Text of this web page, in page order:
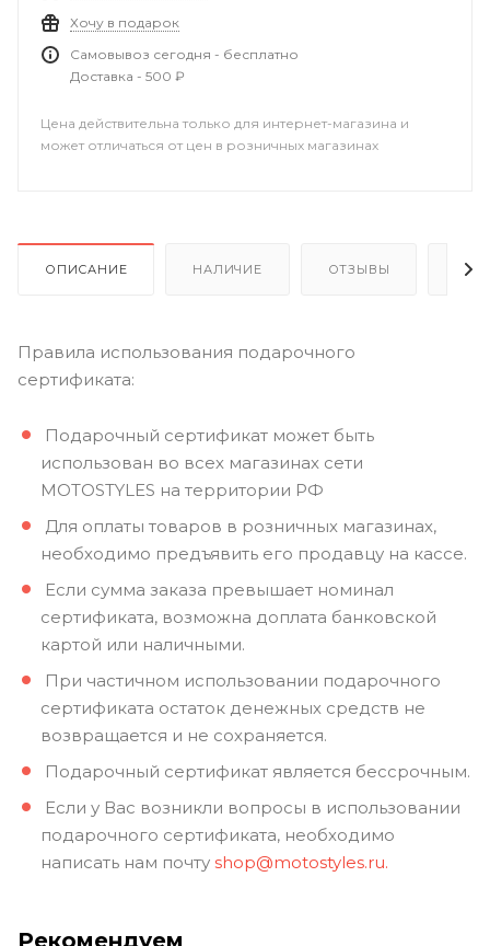
Хочу в подарок
Самовывоз сегодня - бесплатно
Доставка - 500 ₽
Цена действительна только для интернет-магазина и
может отличаться от цен в розничных магазинах
ОПИСАНИЕ НАЛИЧИЕ ОТЗЫВЫ
Правила использования подарочного
сертификата:
Подарочный сертификат может быть
использован во всех магазинах сети
MOTOSTYLES на территории РФ
Для оплаты товаров в розничных магазинах,
необходимо предъявить его продавцу на кассе.
Если сумма заказа превышает номинал
сертификата, возможна доплата банковской
картой или наличными.
При частичном использовании подарочного
сертификата остаток денежных средств не
возвращается и не сохраняется.
Подарочный сертификат является бессрочным.
Если у Вас возникли вопросы в использовании
подарочного сертификата, необходимо
написать нам почту shop@motostyles.ru.
Рекомендуем